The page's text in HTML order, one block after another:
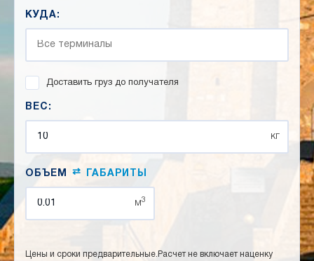
КУДА:
Доставить груз до получателя
ВЕС:
кг
ОБЪЕМ ⇄ ГАБАРИТЫ
м3
Цены и сроки предварительные. Расчет не включает наценку